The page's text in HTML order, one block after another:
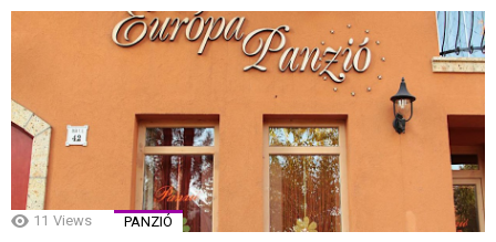
11 Views PANZIÓ